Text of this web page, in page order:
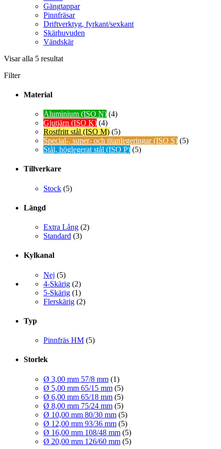
Gängtappar
Pinnfräsar
Driftverktyg, fyrkant/sexkant
Skärhuvuden
Vändskär
Visar alla 5 resultat
Filter
Material
Aluminium (ISO N) (4)
Gjutjärn (ISO K) (4)
Rostfritt stål (ISO M) (5)
Special-, super- och titanlegeringar (ISO S) (5)
Stål, höglegerat stål (ISO P) (5)
Tillverkare
Stock (5)
Längd
Extra Lång (2)
Standard (3)
Kylkanal
Nej (5)
4-Skärig (2)
5-Skärig (1)
Flerskärig (2)
Typ
Pinnfräs HM (5)
Storlek
Ø 3,00 mm 57/8 mm (1)
Ø 5,00 mm 65/15 mm (5)
Ø 6,00 mm 65/18 mm (5)
Ø 8,00 mm 75/24 mm (5)
Ø 10,00 mm 80/30 mm (5)
Ø 12,00 mm 93/36 mm (5)
Ø 16,00 mm 108/48 mm (5)
Ø 20,00 mm 126/60 mm (5)